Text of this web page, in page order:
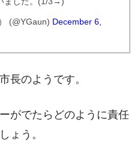
(@YGaun) December 6,
長のようです。
がでたらどのように責任
ょう。